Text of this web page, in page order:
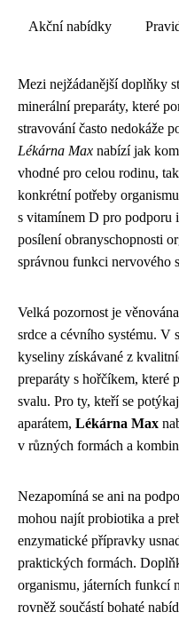
Akční nabídky
Mezi nejžádanější doplňky
minerální preparáty, které
stravování často nedokáže
Lékárna Max nabízí jak
vhodné pro celou rodinu,
konkrétní potřeby
s vitamínem D pro podporu
posílení obranyschopnosti
správnou funkci nervového
Velká pozornost je
srdce a cévního systému. V
kyseliny získávané z
preparáty s hořčíkem, které
svalu. Pro ty, kteří se
aparátem, Lékárna Max
v různých formách a
Nezapomíná se ani na
mohou najít probiotika a
enzymatické přípravky
praktických formách.
organismu, játerních funkcí
rovněž součástí bohaté